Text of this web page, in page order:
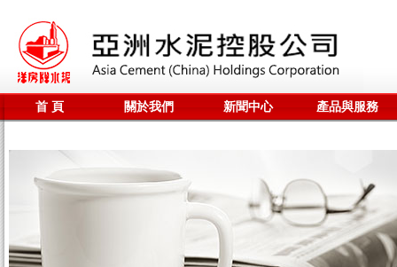
首 頁 關於我們 新聞中心
產品與服務